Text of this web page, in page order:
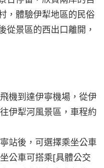
，體驗伊犁地區的民俗
從景區的西出口離開，
機到達伊寧機場，從伊
伊犁河風景區，車程約
站後，可選擇乘坐公車
公車可搭乘[具體公交